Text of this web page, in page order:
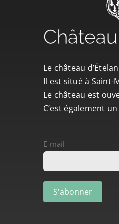
Le château
Il est situé à Saint-
Le château est
C’est également
E-mail